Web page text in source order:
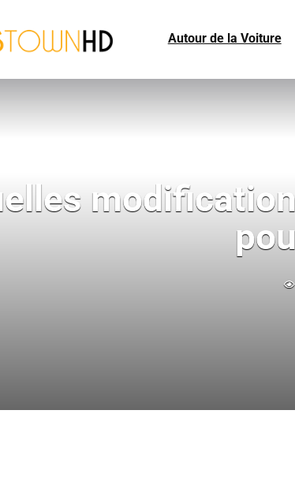
Autour de la Voiture